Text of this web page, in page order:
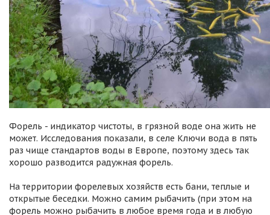
Форель - индикатор чистоты, в грязной воде она жить не
может. Исследования показали, в селе Ключи вода в пять
раз чище стандартов воды в Европе, поэтому здесь так
хорошо разводится радужная форель.
На территории форелевых хозяйств есть бани, теплые и
открытые беседки. Можно самим рыбачить (при этом на
форель можно рыбачить в любое время года и в любую